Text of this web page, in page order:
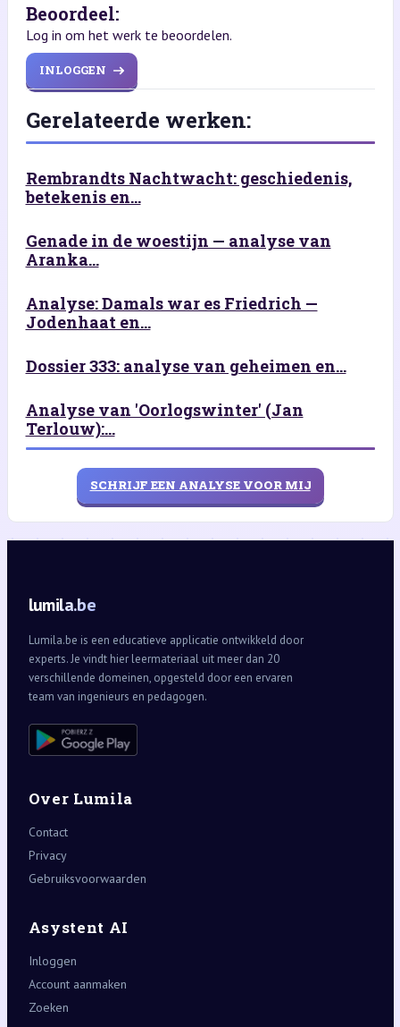
Beoordeel:
Log in om het werk te beoordelen.
INLOGGEN
Gerelateerde werken:
Rembrandts Nachtwacht: geschiedenis,
betekenis en...
Genade in de woestijn — analyse van
Aranka...
Analyse: Damals war es Friedrich —
Jodenhaat en...
Dossier 333: analyse van geheimen en...
Analyse van 'Oorlogswinter' (Jan
Terlouw):...
SCHRIJF EEN ANALYSE VOOR MIJ
lumila.be
Lumila.be is een educatieve applicatie ontwikkeld door
experts. Je vindt hier leermateriaal uit meer dan 20
verschillende domeinen, opgesteld door een ervaren
team van ingenieurs en pedagogen.
Over Lumila
Contact
Privacy
Gebruiksvoorwaarden
Asystent AI
Inloggen
Account aanmaken
Zoeken